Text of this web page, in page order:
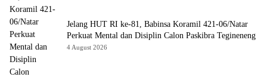
Jelang HUT RI ke-81, Babinsa Koramil 421-06/Natar
Perkuat Mental dan Disiplin Calon Paskibra Tegineneng
4 August 2026